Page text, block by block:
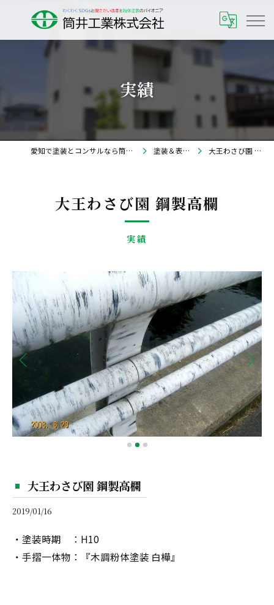
実績
愛知で塗装とコンサルなら筒井工業株式会社 塗装＆表面処理 大王わさび園 鋼製高欄
実績
大王わさび園 鋼製高欄
大王わさび園 鋼製高欄
2019/01/16
・塗装時期 ：H10
・手摺一体物：『木調粉体塗装 白樺』